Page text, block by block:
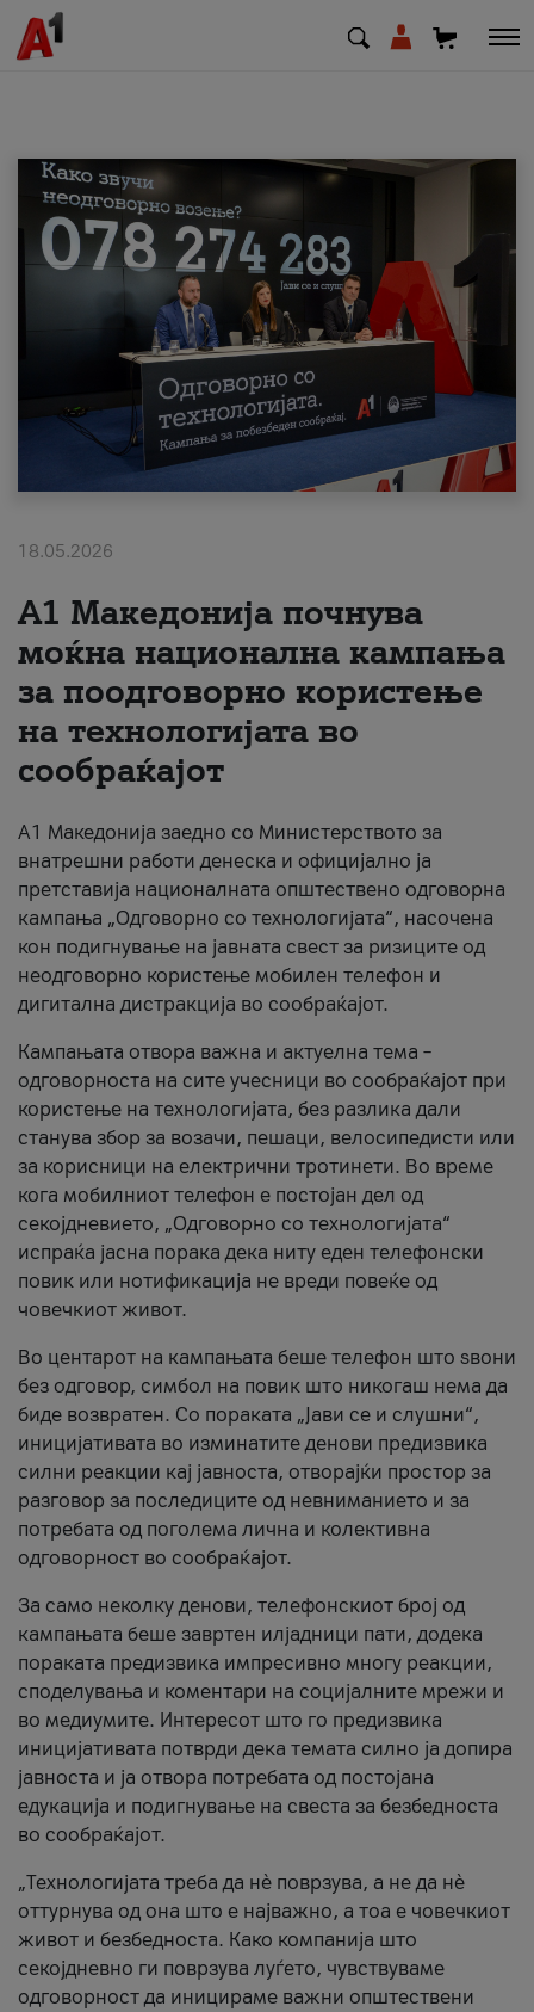
МК EN SQ
Деловни
Поддршка
Надополни кредит
#ПодобарОнлајн
18.05.2026
A1 Македонија почнува
моќна национална кампања
за поодговорно користење
на технологијата во
сообраќајот
A1 Македонија заедно со Министерството за
внатрешни работи денеска и официјално ја
претставија националната општествено одговорна
кампања „Одговорно со технологијата“, насочена
кон подигнување на јавната свест за ризиците од
неодговорно користење мобилен телефон и
дигитална дистракција во сообраќајот.
Кампањата отвора важна и актуелна тема –
одговорноста на сите учесници во сообраќајот при
користење на технологијата, без разлика дали
станува збор за возачи, пешаци, велосипедисти или
за корисници на електрични тротинети. Во време
кога мобилниот телефон е постојан дел од
секојдневието, „Одговорно со технологијата“
испраќа јасна порака дека ниту еден телефонски
повик или нотификација не вреди повеќе од
човечкиот живот.
Во центарот на кампањата беше телефон што ѕвони
без одговор, симбол на повик што никогаш нема да
биде возвратен. Со пораката „Јави се и слушни“,
иницијативата во изминатите денови предизвика
силни реакции кај јавноста, отворајќи простор за
разговор за последиците од невниманието и за
потребата од поголема лична и колективна
одговорност во сообраќајот.
За само неколку денови, телефонскиот број од
кампањата беше завртен илјадници пати, додека
пораката предизвика импресивно многу реакции,
споделувања и коментари на социјалните мрежи и
во медиумите. Интересот што го предизвика
иницијативата потврди дека темата силно ја допира
јавноста и ја отвора потребата од постојана
едукација и подигнување на свеста за безбедноста
во сообраќајот.
„Технологијата треба да нè поврзува, а не да нè
оттурнува од она што е најважно, а тоа е човечкиот
живот и безбедноста. Како компанија што
секојдневно ги поврзува луѓето, чувствуваме
одговорност да иницираме важни општествени